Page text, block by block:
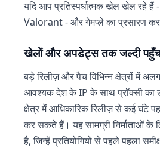
यदि आप प्रतिस्पर्धात्मक खेल खेल रहे हैं
Valorant - और गेमप्ले का प्रसारण कर
खेलों और अपडेट्स तक जल्दी
बड़े रिलीज़ और पैच विभिन्न क्षेत्रों में
आवश्यक देश के IP के साथ प्रॉक्सी
क्षेत्र में आधिकारिक रिलीज़ से कई घंटे
कर सकते हैं। यह सामग्री निर्माताओं के
है, जिन्हें प्रतियोगियों से पहले पहला